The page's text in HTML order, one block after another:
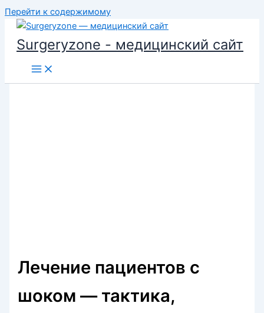
Перейти к содержимому
Surgeryzone - медицинский сайт
Лечение пациентов с
шоком — тактика,